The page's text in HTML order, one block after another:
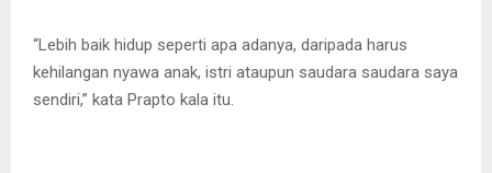
“Lebih baik hidup seperti apa adanya, daripada harus
kehilangan nyawa anak, istri ataupun saudara saudara saya
sendiri,” kata Prapto kala itu.